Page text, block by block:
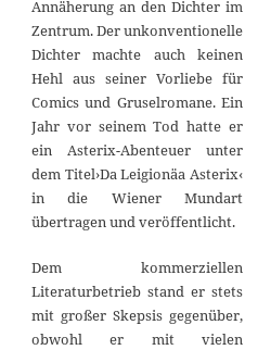
Annäherung an den Dichter im
Zentrum. Der unkonventionelle
Dichter machte auch keinen
Hehl aus seiner Vorliebe für
Comics und Gruselromane. Ein
Jahr vor seinem Tod hatte er
ein Asterix-Abenteuer unter
dem Titel›Da Leigionäa Asterix‹
in die Wiener Mundart
übertragen und veröffentlicht.
Dem kommerziellen
Literaturbetrieb stand er stets
mit großer Skepsis gegenüber,
obwohl er mit vielen